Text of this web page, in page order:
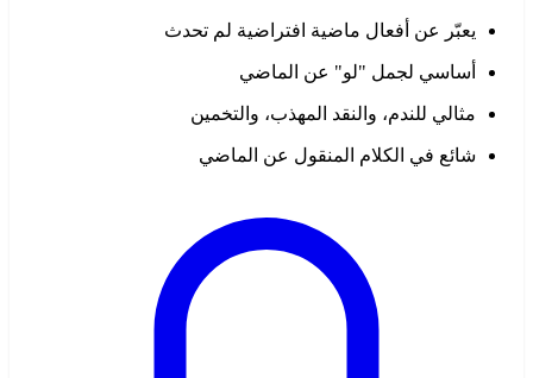
يعبّر عن أفعال ماضية افتراضية لم تحدث
أساسي لجمل "لو" عن الماضي
مثالي للندم، والنقد المهذب، والتخمين
شائع في الكلام المنقول عن الماضي